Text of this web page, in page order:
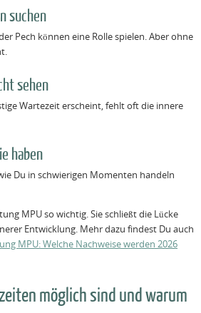
suchen
Pech können eine Rolle spielen. Aber ohne
sehen
Wartezeit erscheint, fehlt oft die innere
haben
Du in schwierigen Momenten handeln
MPU so wichtig. Sie schließt die Lücke
Entwicklung. Mehr dazu findest Du auch
MPU: Welche Nachweise werden 2026
möglich sind und warum